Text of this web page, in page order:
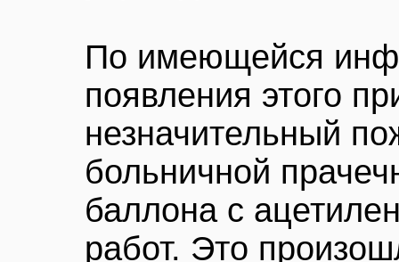
По имеющейся
появления этого
незначительный
больничной
баллона с
работ. Это